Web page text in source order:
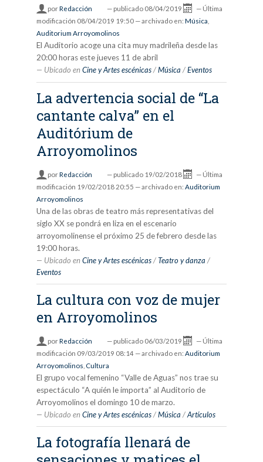
porRedacción — publicado 08/04/2019 — Última
modificación 08/04/2019 19:50 — archivado en: Música
Auditorium Arroyomolinos
El Auditorio acoge una cita muy madrileña desde las
20:00 horas este jueves 11 de abril
Ubicado en Cine y Artes escénicas /Música /Eventos
La advertencia social de “La
cantante calva” en el
Auditórium de
Arroyomolinos
porRedacción — publicado 19/02/2018 — Última
modificación 19/02/2018 20:55 — archivado en: Auditorium
Arroyomolinos
Una de las obras de teatro más representativas del
siglo XX se pondrá en liza en el escenario
arroyomolinense el próximo 25 de febrero desde las
19:00 horas.
Ubicado en Cine y Artes escénicas /Teatro y danza /
Eventos
La cultura con voz de mujer
en Arroyomolinos
porRedacción — publicado 06/03/2019 — Última
modificación 09/03/2019 08:14 — archivado en: Auditorium
Arroyomolinos Cultura
El grupo vocal femenino “Valle de Aguas” nos trae su
espectáculo “A quién le importa” al Auditorio de
Arroyomolinos el domingo 10 de marzo.
Ubicado en Cine y Artes escénicas /Música /Artículos
La fotografía llenará de